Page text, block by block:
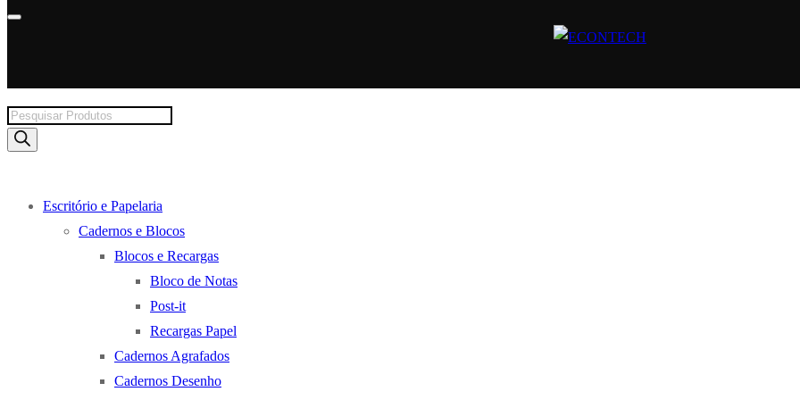
Products
search
Escritório e Papelaria
Cadernos e Blocos
Blocos e Recargas
Bloco de Notas
Post-it
Recargas Papel
Cadernos Agrafados
Cadernos Desenho